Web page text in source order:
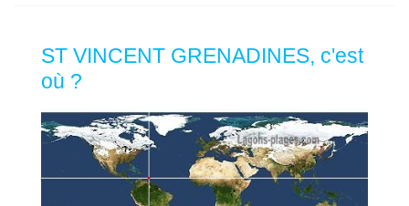
ST VINCENT GRENADINES, c'est
où ?